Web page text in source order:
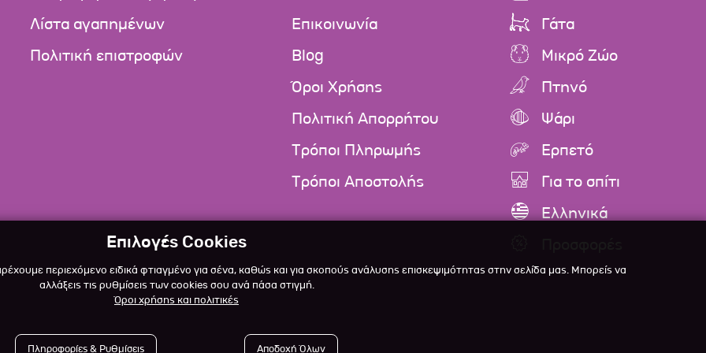
Λίστα αγαπημένων
Πολιτική επιστροφών
Επικοινωνία
Blog
Όροι Χρήσης
Πολιτική Απορρήτου
Τρόποι Πληρωμής
Τρόποι Αποστολής
Γάτα
Μικρό Ζώο
Πτηνό
Ψάρι
Ερπετό
Για το σπίτι
Ελληνικά
Επιλογές Cookies
περιεχόμενο ειδικά φτιαγμένο για σένα, καθώς και για σκοπούς ανάλυσης επισκεψιμότητας στην σελίδα μας. Μπορείς να
αλλάξεις τις ρυθμίσεις των cookies σου ανά πάσα στιγμή.
Όροι χρήσης και πολιτικές
Πληροφορίες & Ρυθμίσεις Αποδοχή Όλων